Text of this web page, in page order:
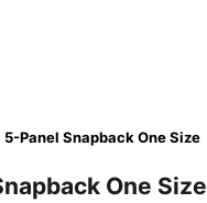
5-Panel Snapback One Size
One Size